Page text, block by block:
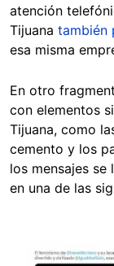
atención
Tijuana también
esa misma
En otro
con elementos
Tijuana, como
cemento y los
los mensajes se
en una de las
Image